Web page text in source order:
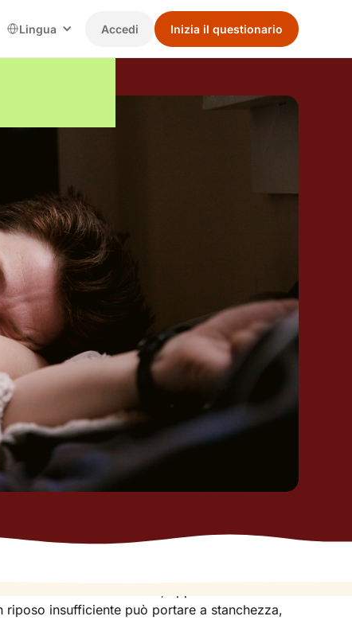
Lingua Accedi Inizia il questionario
insufficiente può portare a stanchezza,